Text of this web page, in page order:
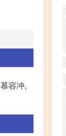
容冲,